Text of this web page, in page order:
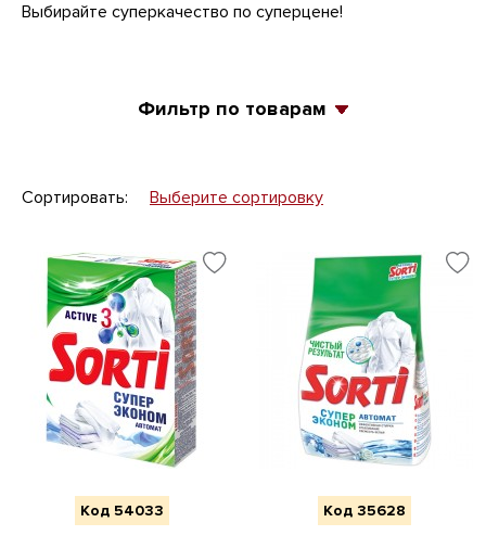
Выбирайте суперкачество по суперцене!
Фильтр по товарам
Сортировать: Выберите сортировку
Код 54033 Код 35628